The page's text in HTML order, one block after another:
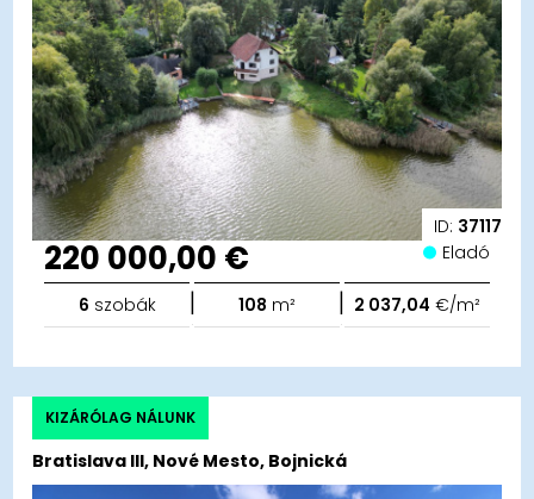
ID: 37117
220 000,00 € Eladó
6 szobák | 108 m² | 2 037,04 €/m²
Bratislava III, Nové Mesto, Bojnická
KIZÁRÓLAG NÁLUNK